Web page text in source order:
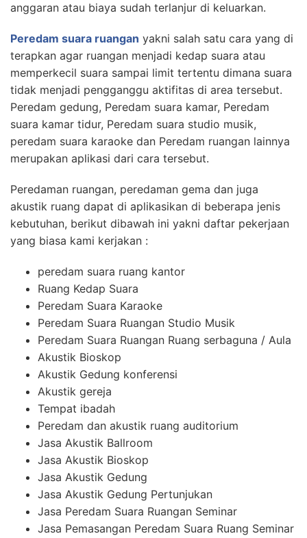
anggaran atau biaya sudah terlanjur di keluarkan.
Peredam suara ruangan yakni salah satu cara yang di
terapkan agar ruangan menjadi kedap suara atau
memperkecil suara sampai limit tertentu dimana suara
tidak menjadi pengganggu aktifitas di area tersebut.
Peredam gedung, Peredam suara kamar, Peredam
suara kamar tidur, Peredam suara studio musik,
peredam suara karaoke dan Peredam ruangan lainnya
merupakan aplikasi dari cara tersebut.
Peredaman ruangan, peredaman gema dan juga
akustik ruang dapat di aplikasikan di beberapa jenis
kebutuhan, berikut dibawah ini yakni daftar pekerjaan
yang biasa kami kerjakan :
peredam suara ruang kantor
Ruang Kedap Suara
Peredam Suara Karaoke
Peredam Suara Ruangan Studio Musik
Peredam Suara Ruangan Ruang serbaguna / Aula
Akustik Bioskop
Akustik Gedung konferensi
Akustik gereja
Tempat ibadah
Peredam dan akustik ruang auditorium
Jasa Akustik Ballroom
Jasa Akustik Bioskop
Jasa Akustik Gedung
Jasa Akustik Gedung Pertunjukan
Jasa Peredam Suara Ruangan Seminar
Jasa Pemasangan Peredam Suara Ruang Seminar